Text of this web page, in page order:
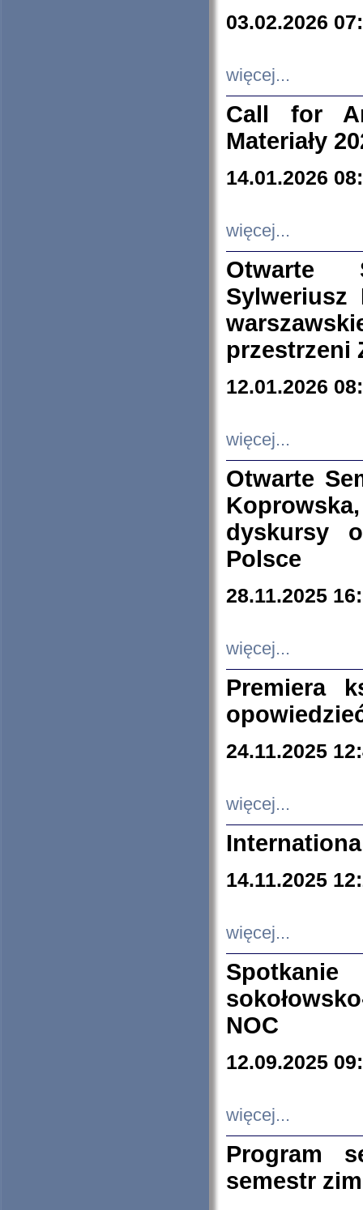
03.02.2026
więcej...
Call for
Materiały
14.01.2026
więcej...
Otwarte
Sylweriusz
przestrzeni
12.01.2026
więcej...
Otwarte
dyskursy
Polsce
28.11.2025
więcej...
Premiera
24.11.2025
więcej...
14.11.2025
więcej...
NOC
12.09.2025
więcej...
Program
semestr